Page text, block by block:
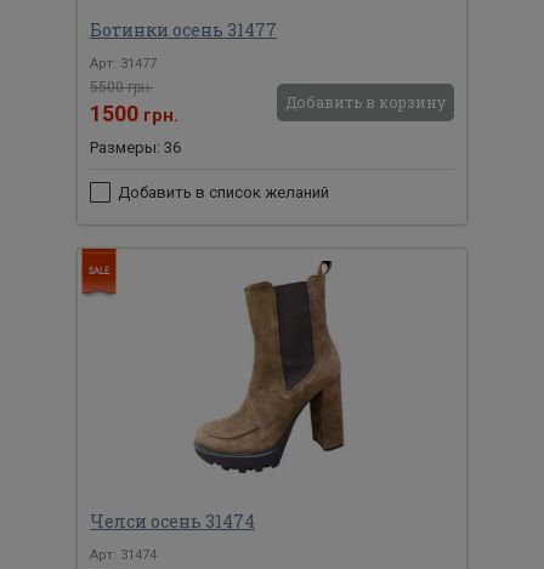
Ботинки осень 31477
Арт: 31477
5500 грн.
1500 грн.
Добавить в корзину
Размеры: 36
Добавить в список желаний
Челси осень 31474
Арт: 31474